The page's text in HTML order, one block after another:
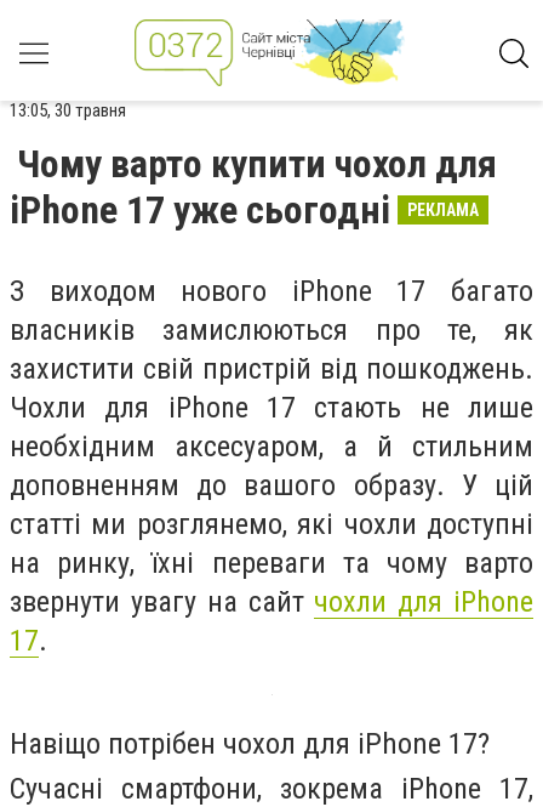
13:05, 30 травня
Чому варто купити чохол для
iPhone 17 уже сьогодні
РЕКЛАМА
З виходом нового iPhone 17 багато
власників замислюються про те, як
захистити свій пристрій від пошкоджень.
Чохли для iPhone 17 стають не лише
необхідним аксесуаром, а й стильним
доповненням до вашого образу. У цій
статті ми розглянемо, які чохли доступні
на ринку, їхні переваги та чому варто
звернути увагу на сайт чохли для iPhone
17.
Навіщо потрібен чохол для iPhone 17?
Сучасні смартфони, зокрема iPhone 17,